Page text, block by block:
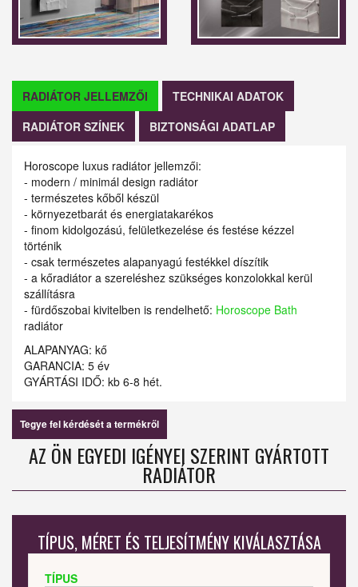
RADIÁTOR JELLEMZŐI
TECHNIKAI ADATOK
RADIÁTOR SZÍNEK
BIZTONSÁGI ADATLAP
Horoscope luxus radiátor jellemzői:
- modern / minimál design radiátor
- természetes kőből készül
- környezetbarát és energiatakarékos
- finom kidolgozású, felületkezelése és festése kézzel
történik
- csak természetes alapanyagú festékkel díszítik
- a kőradiátor a szereléshez szükséges konzolokkal kerül
szállításra
- fürdőszobai kivitelben is rendelhető: Horoscope Bath
radiátor
ALAPANYAG: kő
GARANCIA: 5 év
GYÁRTÁSI IDŐ: kb 6-8 hét.
Tegye fel kérdését a termékről
AZ ÖN EGYEDI IGÉNYEI SZERINT GYÁRTOTT
RADIÁTOR
TÍPUS, MÉRET ÉS TELJESÍTMÉNY KIVÁLASZTÁSA
TÍPUS